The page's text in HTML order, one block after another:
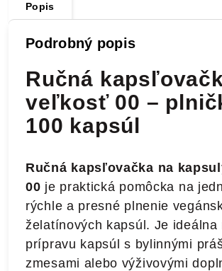
Popis
Podrobný popis
Ručná
veľkosť 00 –
100 kapsúl
Ručná kapsľovačka na
00 je praktická pomôcka na
rýchle a presné plnenie
želatínových kapsúl. Je ideálna
prípravu kapsúl s bylinnými
zmesami alebo výživovými